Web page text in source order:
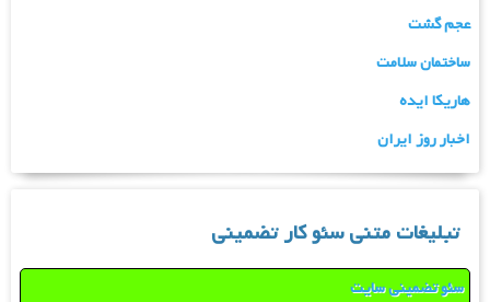
عجم گشت
ساختمان سلامت
هاریکا ایده
اخبار روز ایران
تبلیغات متنی سئو کار تضمینی
سئو تضمینی سایت